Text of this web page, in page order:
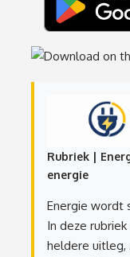
Rubriek |
energie
Energie wordt
In deze
heldere uitleg,